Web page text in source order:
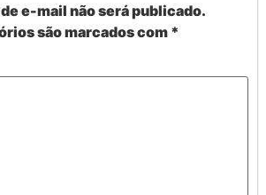
e-mail não será publicado.
são marcados com *